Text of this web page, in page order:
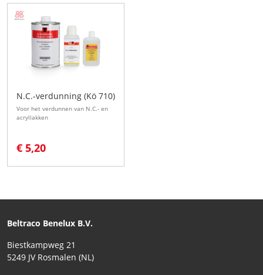
N.C.-verdunning (Kö 710)
Voor het verdunnen van N.C.- en
acryllakken
€ 5,20
Beltraco Benelux B.V.
Biestkampweg 21
5249 JV Rosmalen (NL)